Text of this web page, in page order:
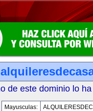
de este dominio lo
Mayusculas: